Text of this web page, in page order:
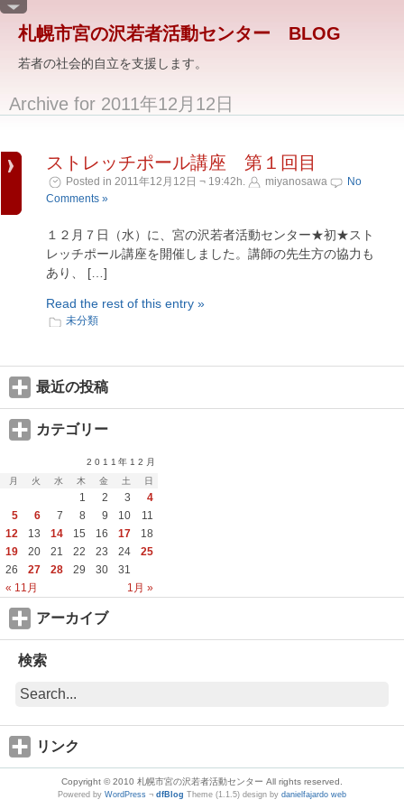
札幌市宮の沢若者活動センター BLOG
若者の社会的自立を支援します。
Archive for 2011年12月12日
ストレッチポール講座 第１回目
Posted in 2011年12月12日 ¬ 19:42h. miyanosawa
No
Comments »
１２月７日（水）に、宮の沢若者活動センター★初★スト
レッチポール講座を開催しました。講師の先生方の協力も
あり、 […]
Read the rest of this entry »
未分類
最近の投稿
カテゴリー
2011年12月
月
火 水 木 金 土 日
« 11月 1月 »
1 2 3
4
5
6 7 8 9 10
11
12
13 14 15 16 17
18
19
20 21 22 23 24
25
26
27 28 29 30 31
アーカイブ
検索
リンク
Copyright © 2010 札幌市宮の沢若者活動センター All rights reserved.
Powered by WordPress ¬ dfBlog Theme (1.1.5) design by danielfajardo web